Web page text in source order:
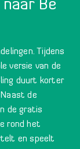
Be
Tijdens
versie van de
duurt korter
de
de gratis
rond het
en speelt